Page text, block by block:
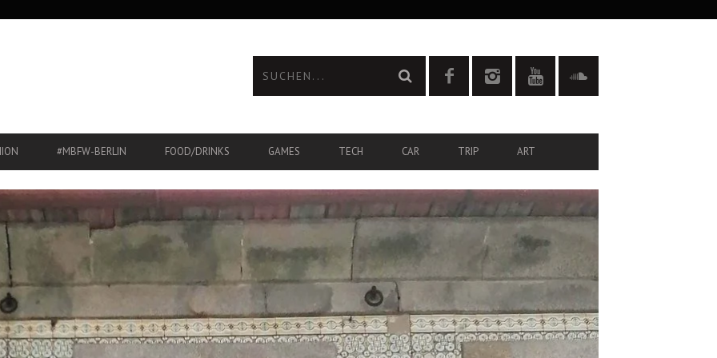
#MBFW-BERLIN FOOD/DRINKS GAMES TECH CAR TRIP ART